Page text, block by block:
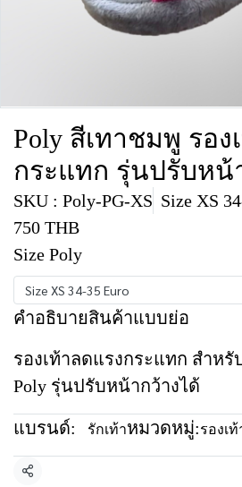
Poly สีเทาชมพู รอง
กระแทก รุ่นปรับหน้
SKU : Poly-PG-XS Size XS
750 THB
Size Poly
Size XS 34-35 Euro
คำอธิบายสินค้าแบบย่อ
รองเท้าลดแรงกระแทก สำห
Poly รุ่นปรับหน้ากว้างได้
แบรนด์: รักเท้าหมวดหมู่:รองเ
แชร์